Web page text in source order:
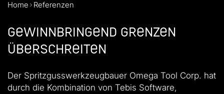
Home Referenzen
Gewinnbringend Grenzen
überschreiten
Der Spritzgusswerkzeugbauer Omega Tool Corp. hat
durch die Kombination von Tebis Software,